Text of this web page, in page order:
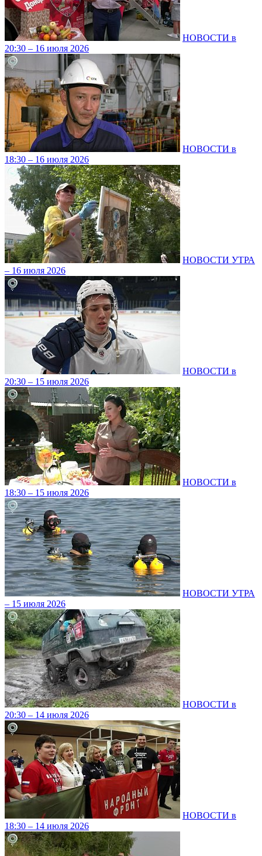
НОВОСТИ в
20:30 – 16 июля 2026
НОВОСТИ в
18:30 – 16 июля 2026
НОВОСТИ УТРА
– 16 июля 2026
НОВОСТИ в
20:30 – 15 июля 2026
НОВОСТИ в
18:30 – 15 июля 2026
НОВОСТИ УТРА
– 15 июля 2026
НОВОСТИ в
20:30 – 14 июля 2026
НОВОСТИ в
18:30 – 14 июля 2026